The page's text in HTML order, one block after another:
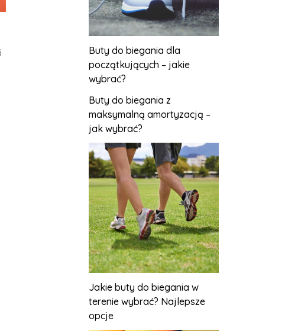
Buty do biegania dla
początkujących – jakie
wybrać?
Buty do biegania z
maksymalną amortyzacją –
jak wybrać?
Jakie buty do biegania w
terenie wybrać? Najlepsze
opcje